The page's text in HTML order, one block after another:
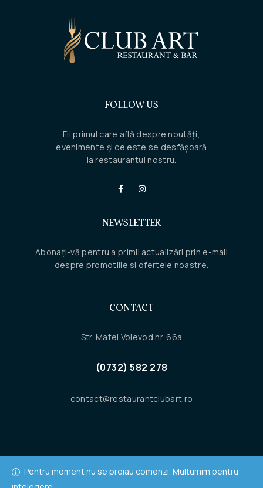
FOLLOW US
Fii primul care află despre noutăți,
evenimente și ce este se desfășoară
la restaurantul nostru.
NEWSLETTER
Abonați-vă pentru a primii actualizări prin e-mail
despre promotiile si ofertele noastre.
CONTACT
Str. Matei Voievod nr. 66a
(0732) 582 278
contact@restaurantclubart.ro
Copyright © 2022RestaurantClubArt.ro. Toate drepturile rezervate.
Pentru moment nu se preiau comenzi. Multumim pentru